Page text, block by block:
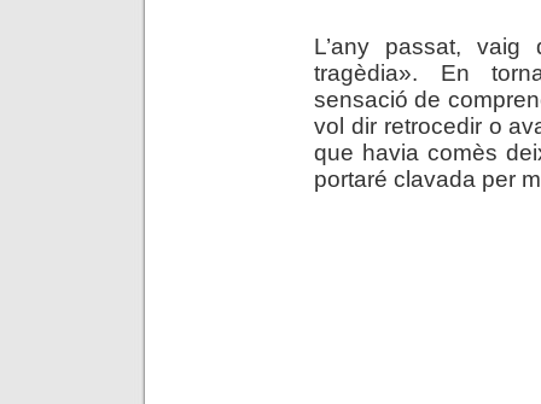
L’any passat,
tragèdia». En
sensació de
vol dir retrocedir o
que havia comès
portaré clavada per